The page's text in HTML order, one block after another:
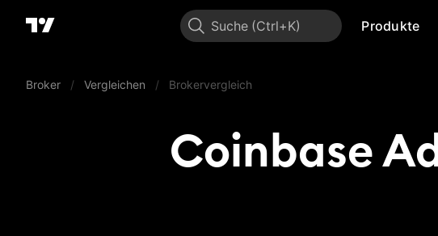
Suche Produkte
Broker / Vergleichen / Brokervergleich
Coinbase